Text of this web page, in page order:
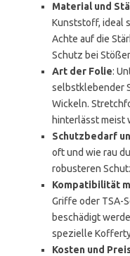
Material und
Kunststoff, ideal
Achte auf die
Schutz bei
Art der Folie:
selbstklebender
Wickeln.
hinterlässt meist
Schutzbedarf
oft und wie rau
robusteren
Kompatibilität
Griffe oder TSA-
beschädigt
spezielle
Kosten und